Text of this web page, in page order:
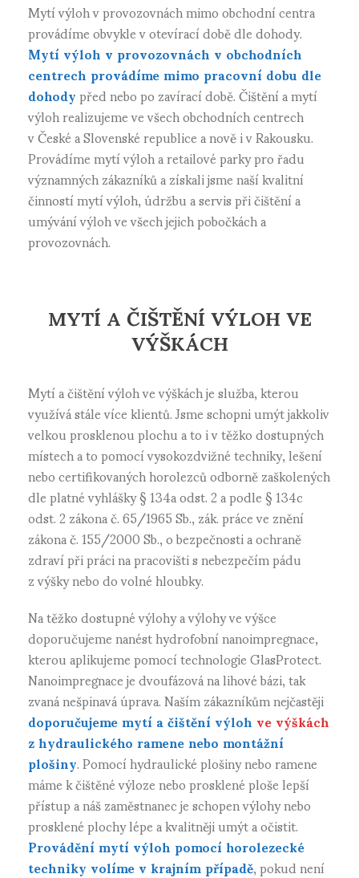
Mytí výloh v provozovnách mimo obchodní centra
provádíme obvykle v otevírací době dle dohody.
Mytí výloh v provozovnách v obchodních
centrech provádíme mimo pracovní dobu dle
dohodypřed nebo po zavírací době. Čištění a mytí
výloh realizujeme ve všech obchodních centrech
v České a Slovenské republice a nově i v Rakousku.
Provádíme mytí výloh a retailové parky pro řadu
významných zákazníků a získali jsme naší kvalitní
činností mytí výloh, údržbu a servis při čištění a
umývání výloh ve všech jejich pobočkách a
provozovnách.
MYTÍ A ČIŠTĚNÍ VÝLOH VE
VÝŠKÁCH
Mytí a čištění výloh ve výškách je služba, kterou
využívá stále více klientů. Jsme schopni umýt jakkoliv
velkou prosklenou plochu a to i v těžko dostupných
místech a to pomocí vysokozdvižné techniky, lešení
nebo certifikovaných horolezců odborně zaškolených
dle platné vyhlášky § 134a odst. 2 a podle § 134c
odst. 2 zákona č. 65/1965 Sb., zák. práce ve znění
zákona č. 155/2000 Sb., o bezpečnosti a ochraně
zdraví při práci na pracovišti s nebezpečím pádu
z výšky nebo do volné hloubky.
Na těžko dostupné výlohy a výlohy ve výšce
doporučujeme nanést hydrofobní nanoimpregnace,
kterou aplikujeme pomocí technologie GlasProtect.
Nanoimpregnace je dvoufázová na lihové bázi, tak
zvaná nešpinavá úprava. Naším zákazníkům nejčastěji
doporučujeme mytí a čištění výlohve výškách
z hydraulického ramene nebo montážní
plošiny. Pomocí hydraulické plošiny nebo ramene
máme k čištěné výloze nebo prosklené ploše lepší
přístup a náš zaměstnanec je schopen výlohy nebo
prosklené plochy lépe a kvalitněji umýt a očistit.
Provádění mytí výloh pomocí horolezecké
techniky volíme v krajním případě, pokud není